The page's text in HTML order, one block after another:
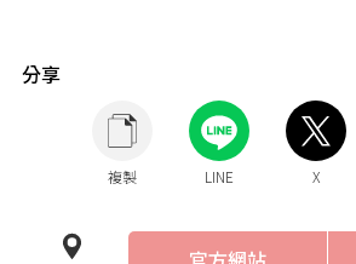
分享
複製 LINE X